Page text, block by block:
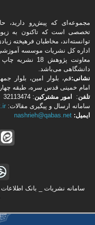
مجموعه‌ای که پیش‌رو دارید،‌
تخصصی است که تاکنون به
توانسته‌اند، مخاطبان فرهیخته‌
اداره كل نشریات موسسه
معاونت پژوهش
دانشگاهی می‌باشد.
نشانی:قم، بلوار امین،
امام خمینی قدس سره، طبقه
تلفن: امور مشتركین: 32113474
سامانه ارسال و پیگیری مقالات:
ایمیل: nashrieh@qabas.net
سامانه نشریات _ بانک